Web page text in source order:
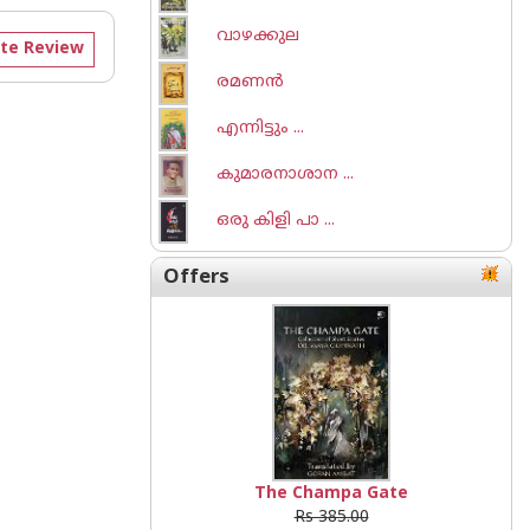
Review
വാഴക്കുല
രമണ‌ന്‍
എന്നിട്ടും ...
കുമാരനാശാന ...
ഒരു കിളി പാ ...
Offers
The Champa Gate
Rs 385.00